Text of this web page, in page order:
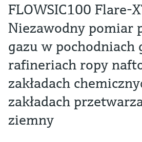
FLOWSIC100 Flare-
Niezawodny pomiar
gazu w pochodniach
rafineriach ropy
zakładach
zakładach
ziemny